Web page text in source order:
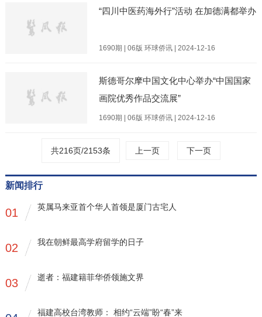
“四川中医药海外行”活动 在加德满都举办
1690期 | 06版 环球侨讯 | 2024-12-16
斯德哥尔摩中国文化中心举办“中国国家
画院优秀作品交流展”
1690期 | 06版 环球侨讯 | 2024-12-16
共216页/2153条 上一页 下一页
新闻排行
01 英属马来亚首个华人首领是厦门古宅人
02 我在朝鲜最高学府留学的日子
03 逝者：福建籍菲华侨领施文界
福建高校台湾教师： 相约“云端”盼“春”来